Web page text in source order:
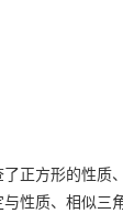
了正方形的性质
性质、相似三